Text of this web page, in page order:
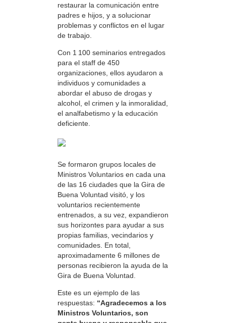
restaurar la comunicación entre
padres e hijos, y a solucionar
problemas y conflictos en el lugar
de trabajo.
Con 1 100 seminarios entregados
para el staff de 450
organizaciones, ellos ayudaron a
individuos y comunidades a
abordar el abuso de drogas y
alcohol, el crimen y la inmoralidad,
el analfabetismo y la educación
deficiente.
Se formaron grupos locales de
Ministros Voluntarios en cada una
de las 16 ciudades que la Gira de
Buena Voluntad visitó, y los
voluntarios recientemente
entrenados, a su vez, expandieron
sus horizontes para ayudar a sus
propias familias, vecindarios y
comunidades. En total,
aproximadamente 6 millones de
personas recibieron la ayuda de la
Gira de Buena Voluntad.
Este es un ejemplo de las
respuestas: “Agradecemos a los
Ministros Voluntarios, son